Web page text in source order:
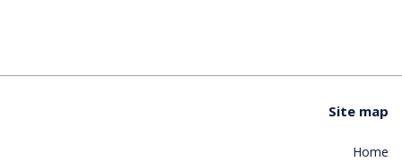
Site map
Home